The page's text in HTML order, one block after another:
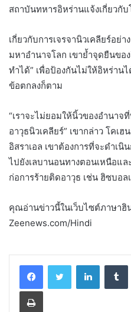
สถาบันทหารอิหร่านแจ้งเกี่ยวกั
เกี่ยวกับการเจรจานิวเคลียร์อย่
มหาอำนาจโลก เขาย้ำจุดยืนขอ
ทำได้” เพื่อป้องกันไม่ให้อิหร่าน
ข้อตกลงก็ตาม
“เราจะไม่ยอมให้นิ้วของอำนาจ
อาวุธนิวเคลียร์” เขากล่าว โคเ
อิสราเอล เขาต้องการที่จะดำเ
ไปยังเลบานอนทางตอนเหนือแ
ก่อการร้ายติดอาวุธ เช่น ฮิซบอ
คุณอ่านข่าวนี้ในเว็บไซต์ภาษาฮิ
Zeenews.com/Hindi
LinkedIn
Print